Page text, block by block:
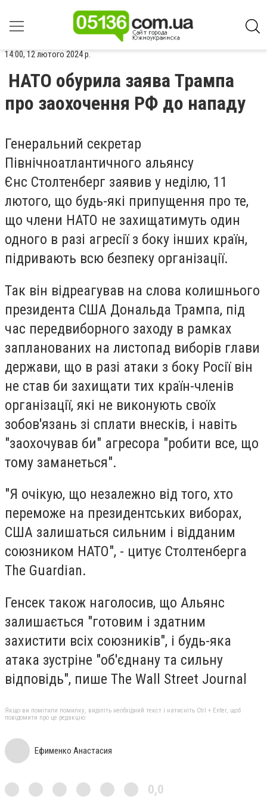
14:00, 12 лютого 2024 р.
НАТО обурила заява Трампа
про заохочення РФ до нападу
Генеральний секретар
Північноатлантичного альянсу
Єнс Столтенберг заявив у неділю, 11
лютого, що будь-які припущення про те,
що члени НАТО не захищатимуть один
одного в разі агресії з боку інших країн,
підривають всю безпеку організації.
Так він відреагував на слова колишнього
президента США Дональда Трампа, під
час передвиборного заходу в рамках
запланованих на листопад виборів глави
держави, що в разі атаки з боку Росії він
не став би захищати тих країн-членів
організації, які не виконують своїх
зобов'язань зі сплати внесків, і навіть
"заохочував би" агресора "робити все, що
тому заманеться".
"Я очікую, що незалежно від того, хто
переможе на президентських виборах,
США залишаться сильним і відданим
союзником НАТО", - цитує Столтенберга
The Guardian.
Генсек також наголосив, що Альянс
залишається "готовим і здатним
захистити всіх союзників", і будь-яка
атака зустріне "об'єднану та сильну
відповідь", пише The Wall Street Journal
Якщо ви помітили помилку, виділіть необхідний текст і натисніть Ctrl + Enter, щоб
повідомити про це редакцію
Ефименко Анастасия
0,0